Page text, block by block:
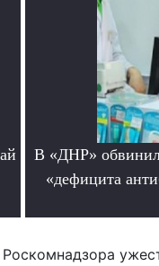
В «ДНР»
«дефицита